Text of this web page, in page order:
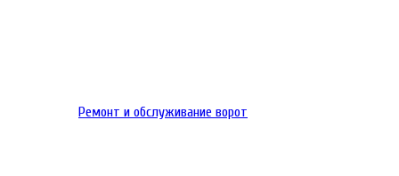
Ремонт и обслуживание ворот